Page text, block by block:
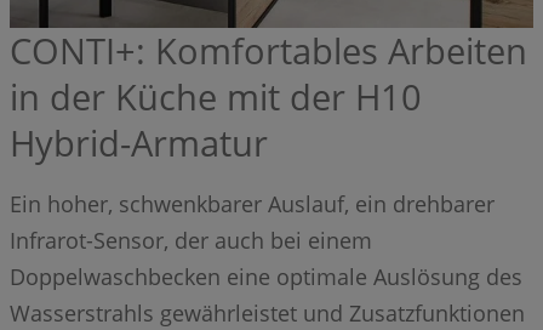
CONTI+: Komfortables Arbeiten
in der Küche mit der H10
Hybrid-Armatur
Ein hoher, schwenkbarer Auslauf, ein drehbarer
Infrarot-Sensor, der auch bei einem
Doppelwaschbecken eine optimale Auslösung des
Wasserstrahls gewährleistet und Zusatzfunktionen